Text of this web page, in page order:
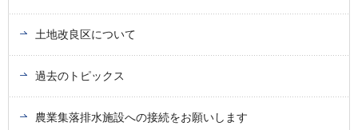
土地改良区について
過去のトピックス
農業集落排水施設への接続をお願いします